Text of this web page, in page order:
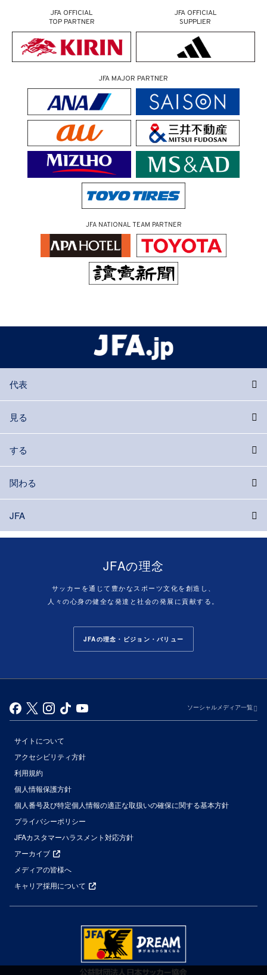
JFA OFFICIAL
TOP PARTNER
JFA OFFICIAL
SUPPLIER
JFA MAJOR PARTNER
JFA NATIONAL TEAM PARTNER
代表
見る
する
関わる
JFA
JFAの理念
サッカーを通じて豊かなスポーツ文化を創造し、
人々の心身の健全な発達と社会の発展に貢献する。
JFAの理念・ビジョン・バリュー
ソーシャルメディア一覧
サイトについて
アクセシビリティ方針
利用規約
個人情報保護方針
個人番号及び特定個人情報の適正な取扱いの確保に関する基本方針
プライバシーポリシー
JFAカスタマーハラスメント対応方針
アーカイブ
メディアの皆様へ
キャリア採用について